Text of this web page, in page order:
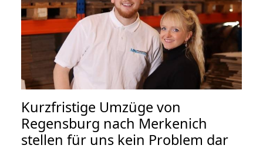
Kurzfristige Umzüge von
Regensburg nach Merkenich
stellen für uns kein Problem dar